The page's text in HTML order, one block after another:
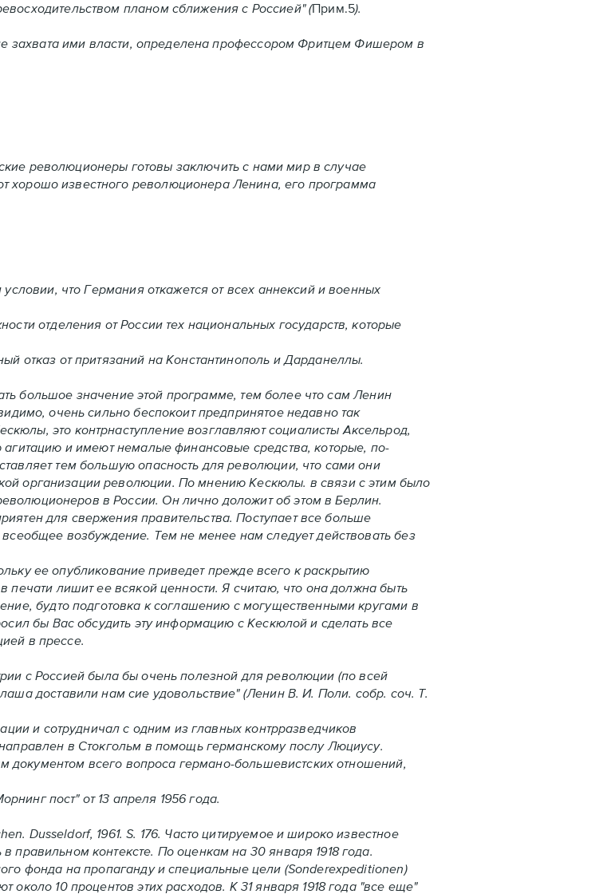
планом сближения с Россией" (Прим.5).
ими власти, определена профессором Фритцем Фишером в
революционеры готовы заключить с нами мир в случае
хорошо известного революционера Ленина, его программа
что Германия откажется от всех аннексий и военных
отделения от России тех национальных государств, которые
отказ от притязаний на Константинополь и Дарданеллы.
большое значение этой программе, тем более что сам Ленин
очень сильно беспокоит предпринятое недавно так
это контрнаступление возглавляют социалисты Аксельрод,
и имеют немалые финансовые средства, которые, по-
тем большую опасность для революции, что сами они
организации революции. По мнению Кескюлы. в связи с этим было
в России. Он лично доложит об этом в Берлин.
для свержения правительства. Поступает все больше
возбуждение. Тем не менее нам следует действовать без
ее опубликование приведет прежде всего к раскрытию
лишит ее всякой ценности. Я считаю, что она должна быть
будто подготовка к соглашению с могущественными кругами в
бы Вас обсудить эту информацию с Кескюлой и сделать все
в прессе.
с Россией была бы очень полезной для революции (по всей
доставили нам сие удовольствие" (Ленин В. И. Поли. собр. соч. Т.
и сотрудничал с одним из главных контрразведчиков
в Стокгольм в помощь германскому послу Люциусу.
всего вопроса германо-большевистских отношений,
пост" от 13 апреля 1956 года.
Dusseldorf, 1961. S. 176. Часто цитируемое и широко известное
контексте. По оценкам на 30 января 1918 года.
фонда на пропаганду и специальные цели (Sonderexpeditionen)
10 процентов этих расходов. К 31 января 1918 года "все еще"